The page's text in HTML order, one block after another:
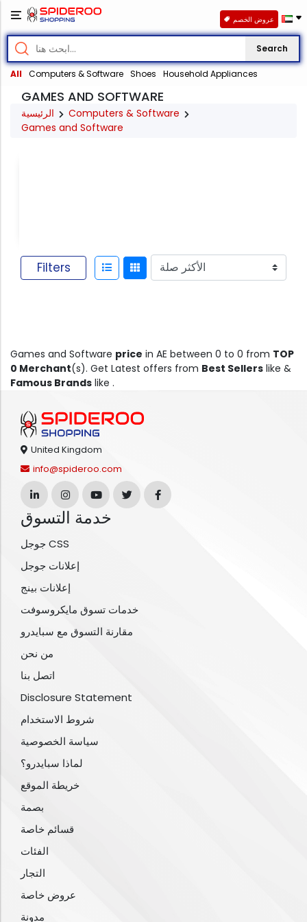
Search
All Computers & Software Shoes Household Appliances
عروض الخصم
GAMES AND SOFTWARE
الرئيسية
Computers & Software
Games and Software
Filters
Games and Software price in AE between 0 to 0 from TOP
0 Merchant(s). Get Latest offers from Best Sellers like &
Famous Brands like .
United Kingdom
info@spideroo.com
خدمة التسوق
جوجل CSS
إعلانات جوجل
إعلانات بينج
خدمات تسوق مايكروسوفت
مقارنة التسوق مع سبايدرو
من نحن
اتصل بنا
Disclosure Statement
شروط الاستخدام
سياسة الخصوصية
لماذا سبايدرو؟
خريطة الموقع
بصمة
قسائم خاصة
الفئات
التجار
عروض خاصة
مدونة